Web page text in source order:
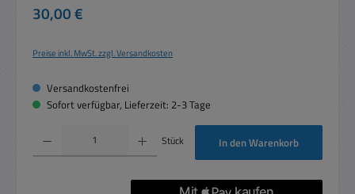
Regulärer Preis:
30,00 €
Preise inkl. MwSt. zzgl. Versandkosten
Versandkostenfrei
Sofort verfügbar, Lieferzeit: 2-3 Tage
Produkt Anzahl: Gib den gewünschten Wert ein oder benutze die Schaltflächen um
Stück In den Warenkorb